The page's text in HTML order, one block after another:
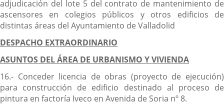
adjudicación del lote 5 del contrato de mantenimiento de
ascensores en colegios públicos y otros edificios de
distintas áreas del Ayuntamiento de Valladolid
DESPACHO EXTRAORDINARIO
ASUNTOS DEL ÁREA DE URBANISMO Y VIVIENDA
16.- Conceder licencia de obras (proyecto de ejecución)
para construcción de edificio destinado al proceso de
pintura en factoría Iveco en Avenida de Soria nº 8.